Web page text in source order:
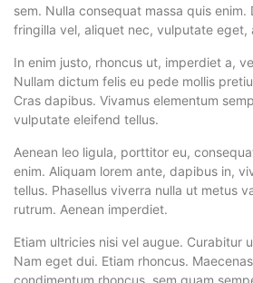
sem. Nulla consequat massa quis enim.
fringilla vel, aliquet nec, vulputate eget,
In enim justo, rhoncus ut, imperdiet a,
Nullam dictum felis eu pede mollis
Cras dapibus. Vivamus elementum
vulputate eleifend tellus.
Aenean leo ligula, porttitor eu,
enim. Aliquam lorem ante, dapibus in,
tellus. Phasellus viverra nulla ut metus
rutrum. Aenean imperdiet.
Etiam ultricies nisi vel augue. Curabitur
Nam eget dui. Etiam rhoncus.
condimentum rhoncus, sem quam